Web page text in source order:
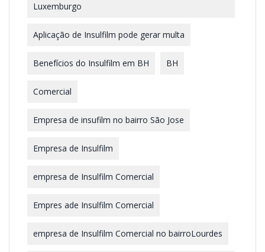
Luxemburgo
Aplicação de Insulfilm pode gerar multa
Benefícios do Insulfilm em BH BH
Comercial
Empresa de insufilm no bairro São Jose
Empresa de Insulfilm
empresa de Insulfilm Comercial
Empres ade Insulfilm Comercial
empresa de Insulfilm Comercial no bairroLourdes